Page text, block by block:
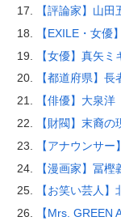
【評論家】山田
【EXILE・女優
【女優】真矢ミ
【都道府県】
【俳優】大泉洋
【財閥】末裔の
【アナウンサ
【漫画家】冨
【お笑い芸人】
【Mrs. GREEN